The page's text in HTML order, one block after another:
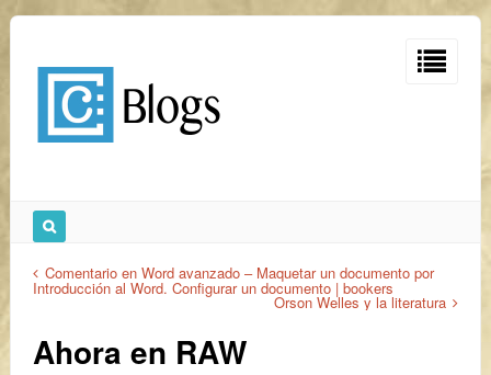
Comentario en Word avanzado – Maquetar un documento por
Introducción al Word. Configurar un documento | bookers
Orson Welles y la literatura
Ahora en RAW